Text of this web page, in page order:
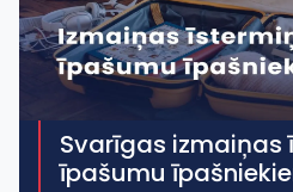
Svarīgas izmaiņas
īpašumu